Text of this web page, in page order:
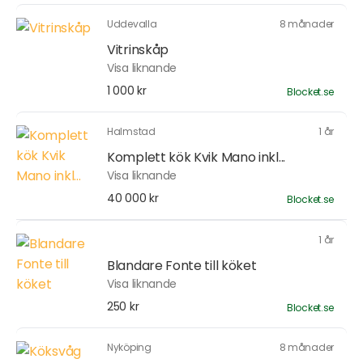
Uddevalla 8 månader
Vitrinskåp
Visa liknande
1 000 kr
Blocket.se
Halmstad 1 år
Komplett kök Kvik Mano inkl...
Visa liknande
40 000 kr
Blocket.se
1 år
Blandare Fonte till köket
Visa liknande
250 kr
Blocket.se
Nyköping 8 månader